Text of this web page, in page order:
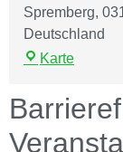
Spremberg,
Deutschland
Karte